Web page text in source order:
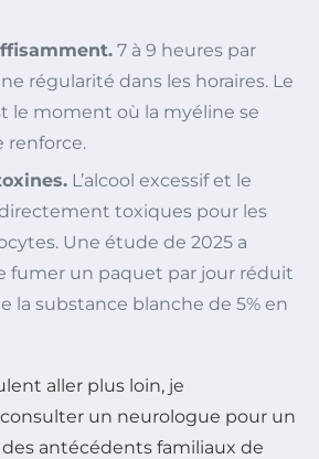
7 à 9 heures par
régularité dans les horaires. Le
le moment où la myéline se
renforce.
L’alcool excessif et le
toxiques pour les
Une étude de 2025 a
fumer un paquet par jour réduit
la substance blanche de 5% en
aller plus loin, je
un neurologue pour un
des antécédents familiaux de